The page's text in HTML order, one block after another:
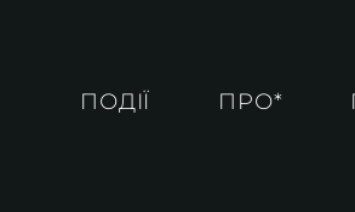
ПОДІЇ ПРО*